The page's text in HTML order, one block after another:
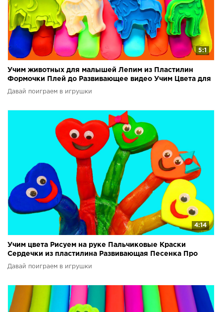
5:1
Учим животных для малышей Лепим из Пластилин
Формочки Плей до Развивающее видео Учим Цвета для
детей
Давай поиграем в игрушки
4:14
Учим цвета Рисуем на руке Пальчиковые Краски
Сердечки из пластилина Развивающая Песенка Про
пальчики
Давай поиграем в игрушки